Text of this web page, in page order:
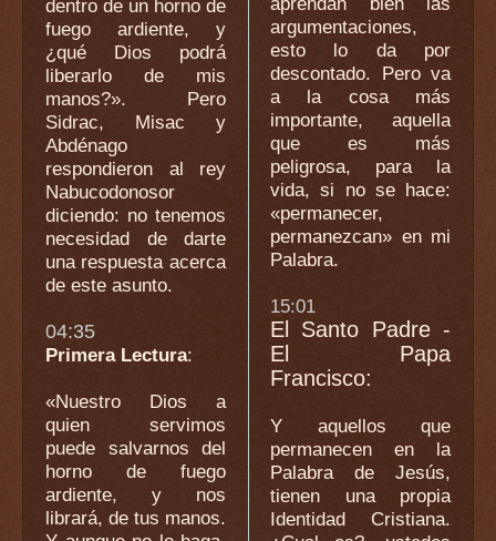
dentro de un horno de
fuego ardiente, y
¿qué Dios podrá
liberarlo de mis
manos?». Pero
Sidrac, Misac y
Abdénago
respondieron al rey
Nabucodonosor
diciendo: no tenemos
necesidad de darte
una respuesta acerca
de este asunto.
04:35
Primera Lectura:
«Nuestro Dios a
quien servimos
puede salvarnos del
horno de fuego
ardiente, y nos
librará, de tus manos.
argumentaciones,
esto lo da por
descontado. Pero va
a la cosa más
importante, aquella
que es más
peligrosa, para la
vida, si no se hace:
«permanecer,
permanezcan» en mi
Palabra.
15:01
El Santo Padre -
El Papa
Francisco:
Y aquellos que
permanecen en la
Palabra de Jesús,
tienen una propia
Identidad Cristiana.